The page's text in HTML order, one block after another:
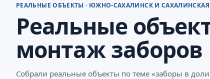
РЕАЛЬНЫЕ ОБЪЕКТЫ · ЮЖНО-САХАЛИНСК И САХАЛИНСКАЯ
Реальные
монтаж заборов
Собрали реальные объекты по теме «заборы в